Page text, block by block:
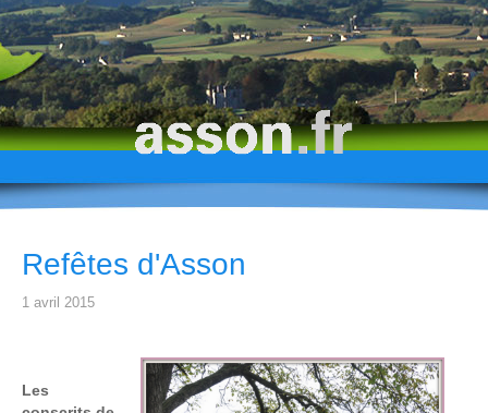
ENFANCE
TOURISME
HISTOIRE
Refêtes d'Asson
1 avril 2015
Les